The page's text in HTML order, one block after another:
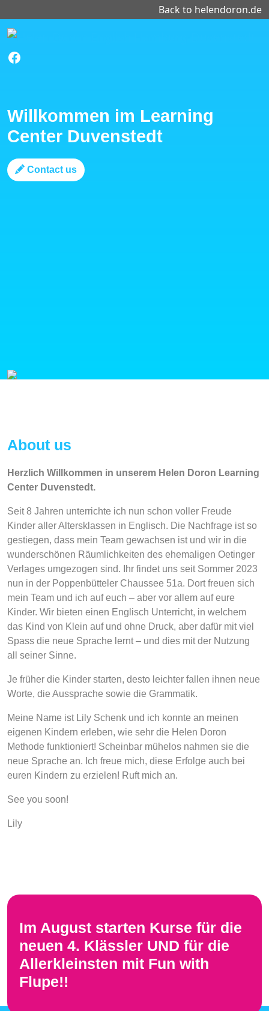
Back to helendoron.de
Facebook
Willkommen im Learning
Center Duvenstedt
Contact us
About us
Herzlich Willkommen in unserem Helen Doron Learning
Center Duvenstedt.
Seit 8 Jahren unterrichte ich nun schon voller Freude
Kinder aller Altersklassen in Englisch. Die Nachfrage ist so
gestiegen, dass mein Team gewachsen ist und wir in die
wunderschönen Räumlichkeiten des ehemaligen Oetinger
Verlages umgezogen sind. Ihr findet uns seit Sommer 2023
nun in der Poppenbütteler Chaussee 51a. Dort freuen sich
mein Team und ich auf euch – aber vor allem auf eure
Kinder. Wir bieten einen Englisch Unterricht, in welchem
das Kind von Klein auf und ohne Druck, aber dafür mit viel
Spass die neue Sprache lernt – und dies mit der Nutzung
all seiner Sinne.
Je früher die Kinder starten, desto leichter fallen ihnen neue
Worte, die Aussprache sowie die Grammatik.
Meine Name ist Lily Schenk und ich konnte an meinen
eigenen Kindern erleben, wie sehr die Helen Doron
Methode funktioniert! Scheinbar mühelos nahmen sie die
neue Sprache an. Ich freue mich, diese Erfolge auch bei
euren Kindern zu erzielen! Ruft mich an.
See you soon!
Lily
Im August starten Kurse für die
neuen 4. Klässler UND für die
Allerkleinsten mit Fun with
Flupe!!